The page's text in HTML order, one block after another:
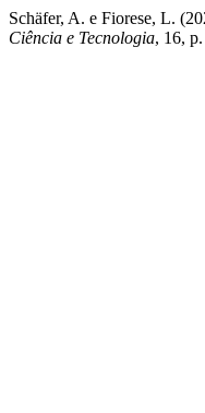
Schäfer, A. e Fiorese, L.
Ciência e Tecnologia, 16,